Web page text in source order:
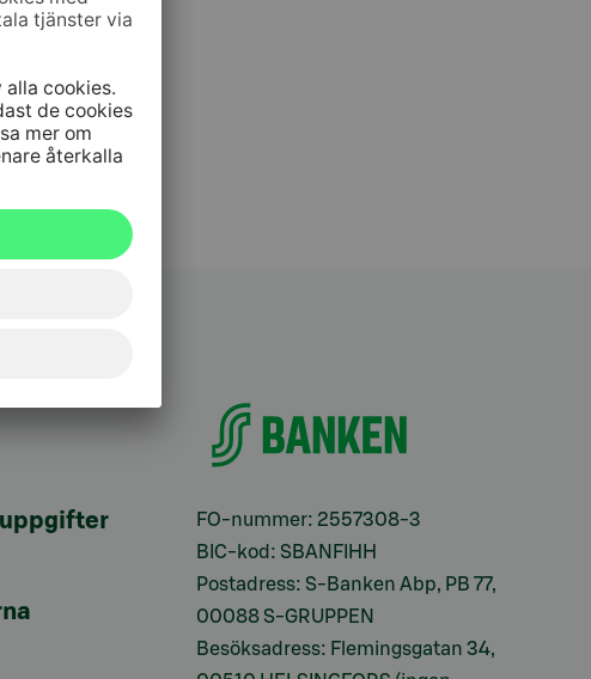
FO-nummer: 2557308-3
BIC-kod: SBANFIHH
Postadress: S-Banken Abp, PB 77,
00088 S-GRUPPEN
Besöksadress: Flemingsgatan 34,